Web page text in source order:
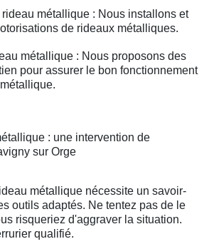
métallique : Nous installons et
de rideaux métalliques.
métallique : Nous proposons des
pour assurer le bon fonctionnement
: une intervention de
sur Orge
métallique nécessite un savoir-
outils adaptés. Ne tentez pas de le
risqueriez d'aggraver la situation.
qualifié.